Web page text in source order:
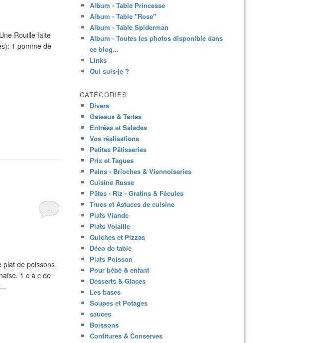
Rouille faite
1 pomme de
…
plat de poissons.
1 c à c de
Album - Table Princesse
Album - Table "Rose"
Album - Table Spiderman
Album - Toutes les photos disponible dans
ce blog...
Links
Qui suis-je ?
CATÉGORIES
Divers
Gateaux & Tartes
Entrées et Salades
Vos réalisations
Petites Pâtisseries
Prix et Tagues
Pains - Brioches & Viennoiseries
Cuisine Russe
Pâtes - Riz - Gratins & Fécules
Trucs et Astuces de cuisine
Plats Viande
Plats Volaille
Quiches et Pizzas
Déco de table
Plats Poisson
Pour bébé & enfant
Desserts & Glaces
Les bases
Soupes et Potages
sauces
Boissons
Confitures & Conserves